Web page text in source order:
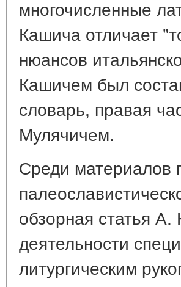
многочисленные
Кашича отличает
нюансов
Кашичем был
словарь, правая
Мулячичем.
Среди материалов
обзорная статья
деятельности
литургическим